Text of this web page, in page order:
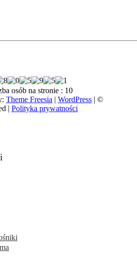
osób na stronie : 10
Theme Freesia | WordPress | ©
| Polityka prywatności